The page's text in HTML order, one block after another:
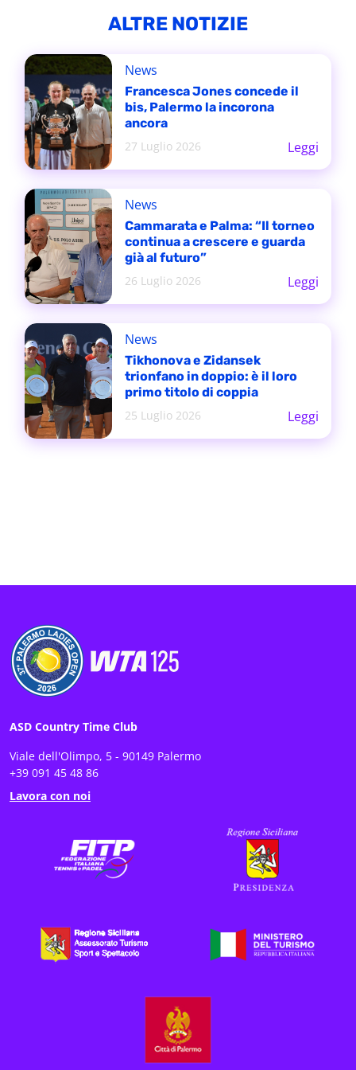
ALTRE NOTIZIE
News
Francesca Jones concede il
bis, Palermo la incorona
ancora
27 Luglio 2026
Leggi
News
Cammarata e Palma: “Il torneo
continua a crescere e guarda
già al futuro”
26 Luglio 2026
Leggi
News
Tikhonova e Zidansek
trionfano in doppio: è il loro
primo titolo di coppia
25 Luglio 2026
Leggi
ASD Country Time Club
Viale dell'Olimpo, 5 - 90149 Palermo
+39 091 45 48 86
Lavora con noi